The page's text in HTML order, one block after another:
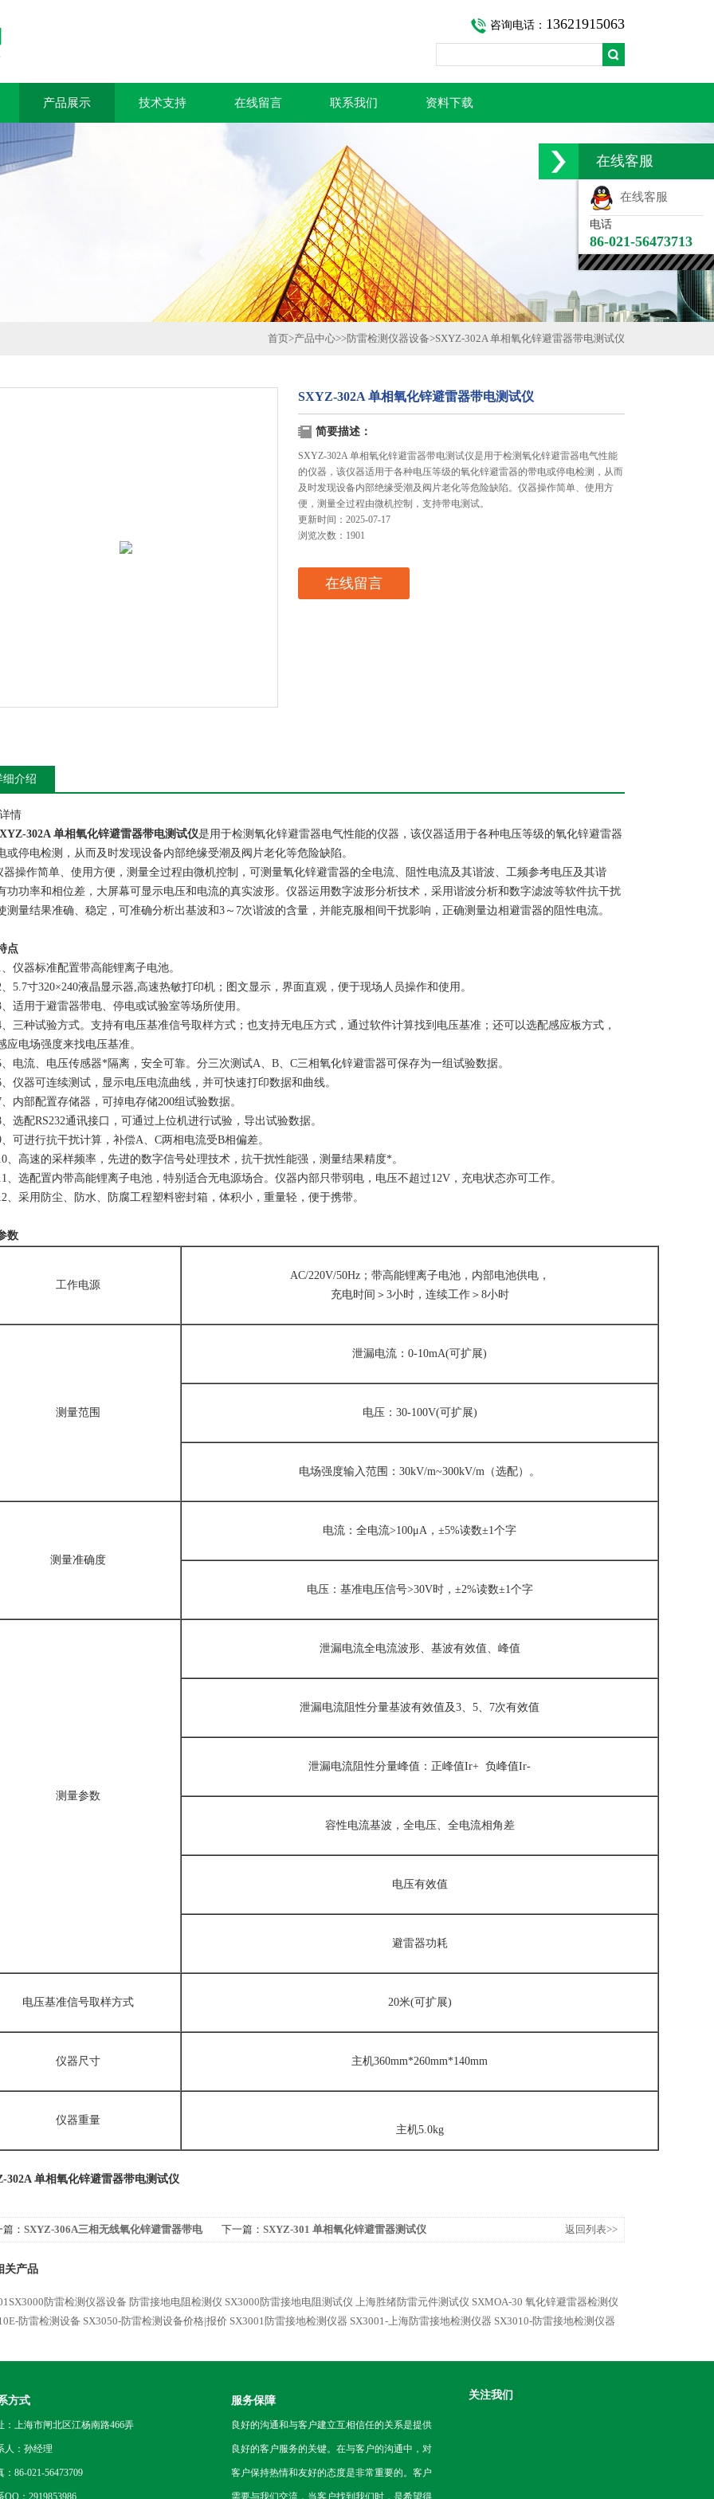
咨询电话： 13621915063
产品展示 技术支持 在线留言 联系我们 资料下载
首页>产品中心>>防雷检测仪器设备>SXYZ-302A 单相氧化锌避雷器带电测试仪
SXYZ-302A 单相氧化锌避雷器带电测试仪
简要描述：
SXYZ-302A 单相氧化锌避雷器带电测试仪是用于检测氧化锌避雷器电气性能
的仪器，该仪器适用于各种电压等级的氧化锌避雷器的带电或停电检测，从而
及时发现设备内部绝缘受潮及阀片老化等危险缺陷。仪器操作简单、使用方
便，测量全过程由微机控制，支持带电测试。
更新时间：2025-07-17
浏览次数：1901
在线留言
细介绍
情
302A 单相氧化锌避雷器带电测试仪是用于检测氧化锌避雷器电气性能的仪器，该仪器适用于各种电压等级的氧化锌避雷器
或停电检测，从而及时发现设备内部绝缘受潮及阀片老化等危险缺陷。
操作简单、使用方便，测量全过程由微机控制，可测量氧化锌避雷器的全电流、阻性电流及其谐波、工频参考电压及其谐
功功率和相位差，大屏幕可显示电压和电流的真实波形。仪器运用数字波形分析技术，采用谐波分析和数字滤波等软件抗干扰
测量结果准确、稳定，可准确分析出基波和3～7次谐波的含量，并能克服相间干扰影响，正确测量边相避雷器的阻性电流。
点
器标准配置带高能锂离子电池。
寸320×240液晶显示器,高速热敏打印机；图文显示，界面直观，便于现场人员操作和使用。
用于避雷器带电、停电或试验室等场所使用。
种试验方式。支持有电压基准信号取样方式；也支持无电压方式，通过软件计算找到电压基准；还可以选配感应板方式，
应电场强度来找电压基准。
流、电压传感器*隔离，安全可靠。分三次测试A、B、C三相氧化锌避雷器可保存为一组试验数据。
器可连续测试，显示电压电流曲线，并可快速打印数据和曲线。
部配置存储器，可掉电存储200组试验数据。
配RS232通讯接口，可通过上位机进行试验，导出试验数据。
进行抗干扰计算，补偿A、C两相电流受B相偏差。
高速的采样频率，先进的数字信号处理技术，抗干扰性能强，测量结果精度*。
选配置内带高能锂离子电池，特别适合无电源场合。仪器内部只带弱电，电压不超过12V，充电状态亦可工作。
采用防尘、防水、防腐工程塑料密封箱，体积小，重量轻，便于携带。
数
工作电源
AC/220V/50Hz；带高能锂离子电池，内部电池供电，
充电时间＞3小时，连续工作＞8小时
测量范围
泄漏电流：0-10mA(可扩展)
电压：30-100V(可扩展)
电场强度输入范围：30kV/m~300kV/m（选配）。
测量准确度
电流：全电流>100μA， ±5%读数±1个字
电压：基准电压信号>30V时， ±2%读数±1个字
测量参数
泄漏电流全电流波形、基波有效值、峰值
泄漏电流阻性分量基波有效值及3、5、7次有效值
泄漏电流阻性分量峰值：正峰值Ir+ 负峰值Ir-
容性电流基波，全电压、全电流相角差
电压有效值
避雷器功耗
电压基准信号取样方式 20米(可扩展)
仪器尺寸 主机360mm*260mm*140mm
仪器重量
主机5.0kg
302A 单相氧化锌避雷器带电测试仪
： SXYZ-306A三相无线氧化锌避雷器带电
下一篇： SXYZ-301 单相氧化锌避雷器测试仪 返回列表>>
关产品
防雷检测仪器设备 防雷接地电阻检测仪 SX3000防雷接地电阻测试仪 上海胜绪防雷元件测试仪 SXMOA-30 氧化锌避雷器检测仪
防雷检测设备 SX3050-防雷检测设备价格|报价 SX3001防雷接地检测仪器 SX3001-上海防雷接地检测仪器 SX3010-防雷接地检测仪器
方式
：上海市闸北区江杨南路466弄
人：孙经理
：86-021-56473709
QQ：2919853986
服务保障
良好的沟通和与客户建立互相信任的关系是提供
良好的客户服务的关键。在与客户的沟通中，对
客户保持热情和友好的态度是非常重要的。客户
需要与我们交流，当客户找到我们时，是希望得
关注我们
在线客服
在线客服
电话
86-021-56473713